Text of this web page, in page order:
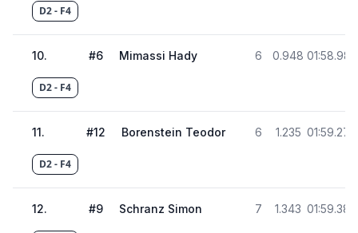
D2 - F4
10. #6 Mimassi Hady 6 0.948 01:58.989
D2 - F4
11. #12 Borenstein Teodor 6 1.235 01:59.276
D2 - F4
12. #9 Schranz Simon 7 1.343 01:59.384